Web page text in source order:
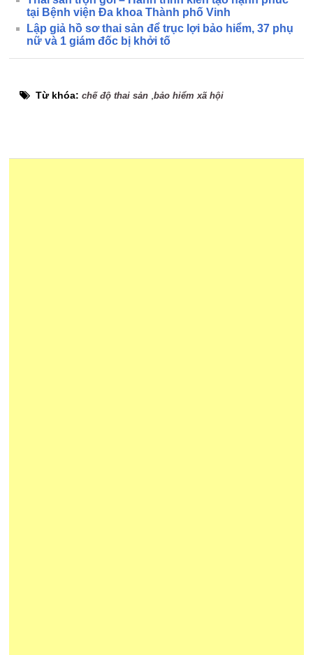
tại Bệnh viện Đa khoa Thành phố Vinh
Lập giả hồ sơ thai sản để trục lợi bảo hiểm, 37 phụ
nữ và 1 giám đốc bị khởi tố
Từ khóa:chế độ thai sản ,bảo hiểm xã hội